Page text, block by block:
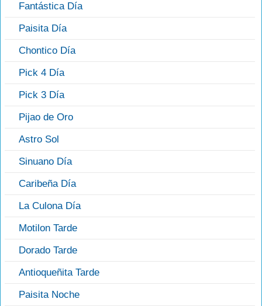
Fantástica Día
Paisita Día
Chontico Día
Pick 4 Día
Pick 3 Día
Pijao de Oro
Astro Sol
Sinuano Día
Caribeña Día
La Culona Día
Motilon Tarde
Dorado Tarde
Antioqueñita Tarde
Paisita Noche